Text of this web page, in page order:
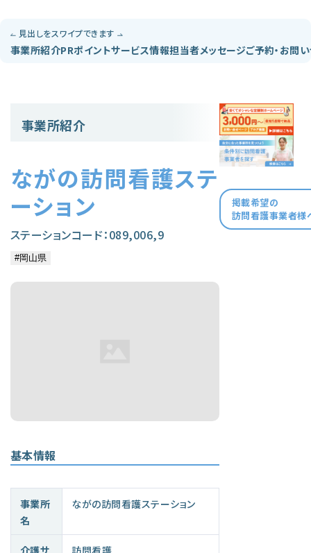
見出しをスワイプできます
事業所紹介PRポイントサービス情報担当者メッセージご予約・お問
事業所紹介
ながの訪問看護ステ
ーション
ステーションコード：089,006,9
基本情報
事業所
名
ながの訪問看護ステーション
介護サ 訪問看護
掲載希望の
訪問看護事業者様